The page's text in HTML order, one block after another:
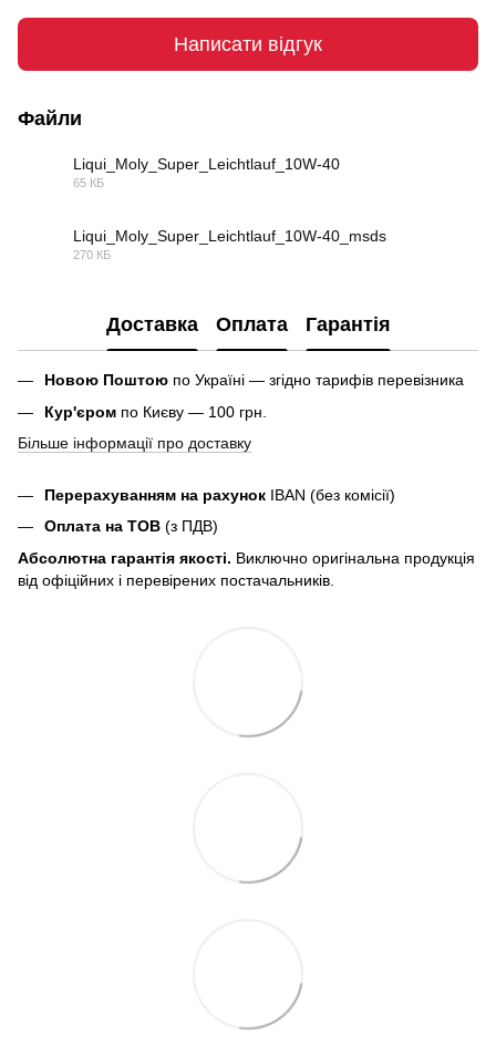
Написати відгук
Файли
Liqui_Moly_Super_Leichtlauf_10W-40
65 КБ
Liqui_Moly_Super_Leichtlauf_10W-40_msds
270 КБ
Доставка Оплата Гарантія
Новою Поштою по Україні — згідно тарифів перевізника
Кур'єром по Києву — 100 грн.
Більше інформації про доставку
Перерахуванням на рахунок IBAN (без комісії)
Оплата на ТОВ (з ПДВ)
Абсолютна гарантія якості. Виключно оригінальна продукція
від офіційних і перевірених постачальників.